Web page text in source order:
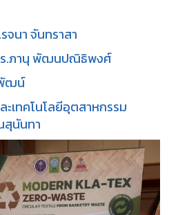
จนา จันทราสา
ร.ภานุ พัฒนปณิธิพงศ์
พัฒน์
เทคโนโลยีอุตสาหกรรม
สุนันทา